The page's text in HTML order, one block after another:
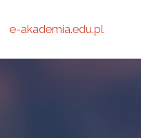
e-akademia.edu.pl